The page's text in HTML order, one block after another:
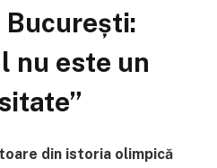
nu este un
din istoria olimpică